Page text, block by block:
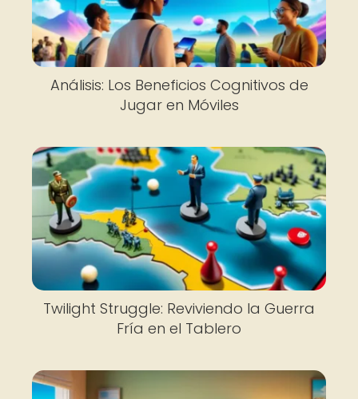
Análisis: Los Beneficios Cognitivos de
Jugar en Móviles
Twilight Struggle: Reviviendo la Guerra
Fría en el Tablero